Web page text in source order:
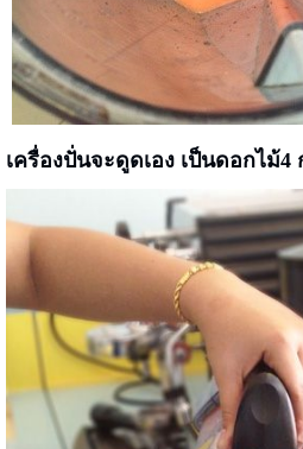
เครื่องปั่นจะดูดเอง เป็นดอกไม้